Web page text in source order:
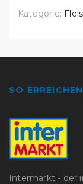
Kategorie:
SO
Intermarkt - der